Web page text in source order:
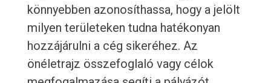
könnyebben azonosíthassa, hogy a jelölt
milyen területeken tudna hatékonyan
hozzájárulni a cég sikeréhez. Az
önéletrajz összefoglaló vagy célok